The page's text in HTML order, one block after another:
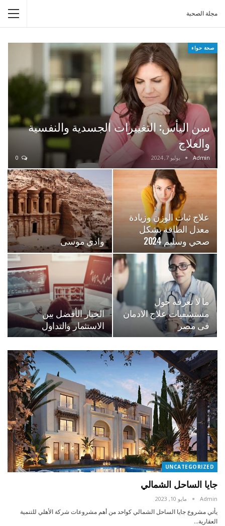
مجلة الصحبة
صحة حواء
سن اليأس: التغييرات الجسدية والنفسية
والعلاج
Admin يوليو 7, 2024
علاج ثبات الوزن وزيادة
معدل الطاقة بشكل
صحي وسليم 2024
وادي موسى
ما لا تعرفه حول
مستشفيات علاج الادمان
فى مصر
الخيار الأفضل بين
الاستثمار والتداول
UNCATEGORIZED
جايا الساحل الشمالي
Admin مايو 10, 2023
يأتي مشروع جايا الساحل الشمالي كواحد من أهم مشروعات شركة الأهلي للتنمية
العقارية…